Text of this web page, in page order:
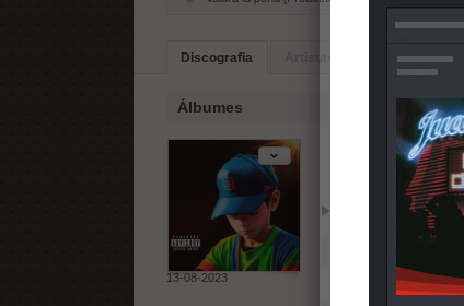
Discografia Artistas Similares
Álbumes
13-08-2023
Luz (2023)
Ella [Producido